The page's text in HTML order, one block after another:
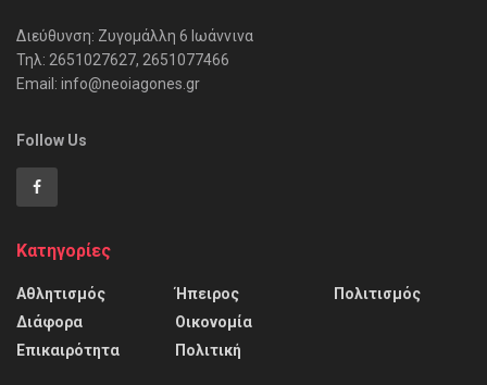
Διεύθυνση: Ζυγομάλλη 6 Ιωάννινα
Τηλ: 2651027627, 2651077466
Email: info@neoiagones.gr
Follow Us
Κατηγορίες
Αθλητισμός
Διάφορα
Επικαιρότητα
Ήπειρος
Οικονομία
Πολιτική
Πολιτισμός